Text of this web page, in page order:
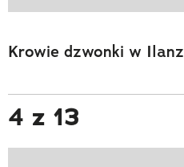
Krowie dzwonki w Ilanz
4 z 13